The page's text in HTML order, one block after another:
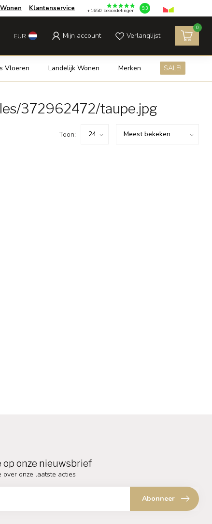
Klantenservice +1650 beoordelingen 9.3
EUR Mijn account Verlanglijst
0
Vloeren Landelijk Wonen Merken SALE!
372962472/taupe.jpg
Toon:
op onze nieuwsbrief
over onze laatste acties
Abonneer